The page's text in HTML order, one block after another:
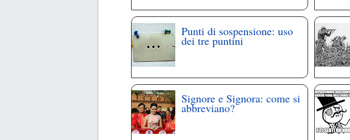
Punti di sospensione: uso
dei tre puntini
Signore e Signora: come si
abbreviano?